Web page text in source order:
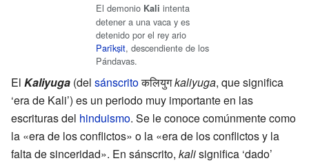
El demonio Kali intenta
detener a una vaca y es
detenido por el rey ario
Parīkṣit, descendiente de los
Pándavas.
El Kaliyuga (del sánscritoकलियुगkaliyuga, que significa
‘era de Kali’) es un periodo muy importante en las
escrituras del hinduismo. Se le conoce comúnmente como
la «era de los conflictos» o la «era de los conflictos y la
falta de sinceridad». En sánscrito, kalisignifica ‘dado’